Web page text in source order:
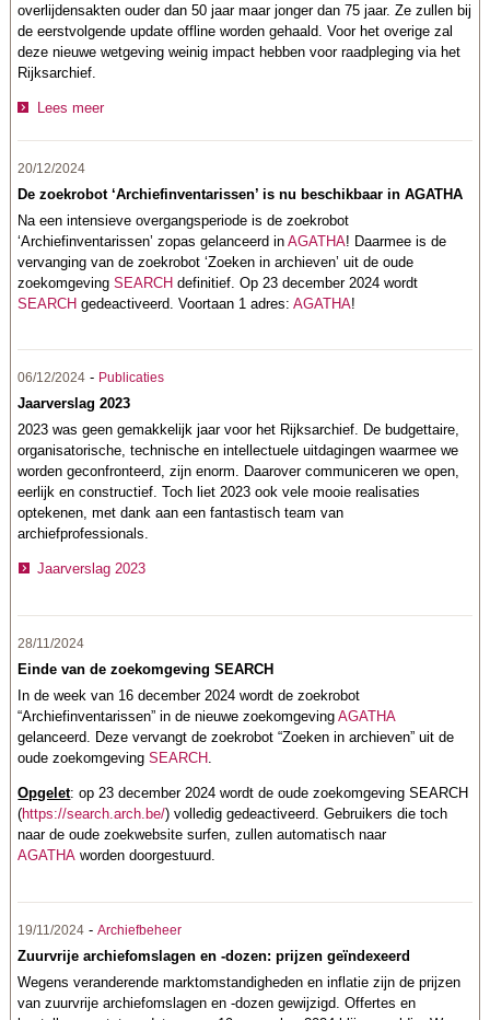
overlijdensakten ouder dan 50 jaar maar jonger dan 75 jaar. Ze zullen bij
de eerstvolgende update offline worden gehaald. Voor het overige zal
deze nieuwe wetgeving weinig impact hebben voor raadpleging via het
Rijksarchief.
Lees meer
20/12/2024
De zoekrobot ‘Archiefinventarissen’ is nu beschikbaar in AGATHA
Na een intensieve overgangsperiode is de zoekrobot
‘Archiefinventarissen’ zopas gelanceerd inAGATHA! Daarmee is de
vervanging van de zoekrobot ‘Zoeken in archieven’ uit de oude
zoekomgevingSEARCH definitief. Op 23 december 2024 wordt
SEARCH gedeactiveerd. Voortaan 1 adres:AGATHA!
06/12/2024 - Publicaties
Jaarverslag 2023
2023 was geen gemakkelijk jaar voor het Rijksarchief. De budgettaire,
organisatorische, technische en intellectuele uitdagingen waarmee we
worden geconfronteerd, zijn enorm. Daarover communiceren we open,
eerlijk en constructief. Toch liet 2023 ook vele mooie realisaties
optekenen, met dank aan een fantastisch team van
archiefprofessionals.
Jaarverslag 2023
28/11/2024
Einde van de zoekomgeving SEARCH
In de week van 16 december 2024 wordt de zoekrobot
“Archiefinventarissen” in de nieuwe zoekomgevingAGATHA
gelanceerd. Deze vervangt de zoekrobot “Zoeken in archieven” uit de
oude zoekomgevingSEARCH.
Opgelet: op 23 december 2024 wordt de oude zoekomgeving SEARCH
(https://search.arch.be/) volledig gedeactiveerd. Gebruikers die toch
naar de oude zoekwebsite surfen, zullen automatisch naar
AGATHA worden doorgestuurd.
19/11/2024 -Archiefbeheer
Zuurvrije archiefomslagen en -dozen: prijzen geïndexeerd
Wegens veranderende marktomstandigheden en inflatie zijn de prijzen
van zuurvrije archiefomslagen en -dozen gewijzigd. Offertes en